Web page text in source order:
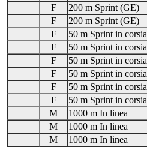
F
200 m Sprint (GE)
F
200 m Sprint (GE)
F
50 m Sprint in corsia
F
50 m Sprint in corsia
F
50 m Sprint in corsia
F
50 m Sprint in corsia
F
50 m Sprint in corsia
F
50 m Sprint in corsia
M
1000 m In linea
M
1000 m In linea
M
1000 m In linea